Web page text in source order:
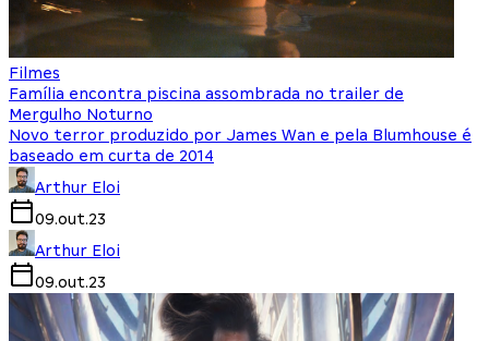
Filmes
Família encontra piscina assombrada no trailer de
Mergulho Noturno
Novo terror produzido por James Wan e pela Blumhouse é
baseado em curta de 2014
Arthur Eloi
09.out.23
Arthur Eloi
09.out.23